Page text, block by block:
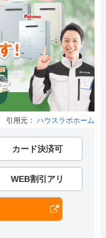
引用元： ハウスラボホーム
カード決済可
WEB割引アリ